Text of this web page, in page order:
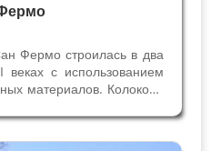
Фермо строилась в два
с использованием
материалов. Колокола
необходимо обратить
колокол, который...